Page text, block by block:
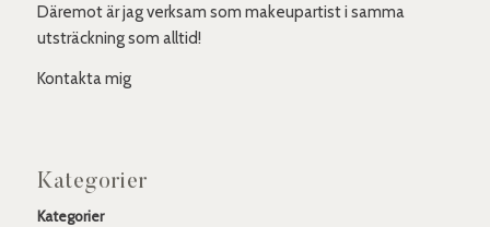
Däremot är jag verksam som makeupartist i samma
utsträckning som alltid!
Kontakta mig
Kategorier
Kategorier